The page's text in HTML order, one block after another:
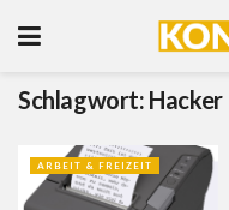
Schlagwort: Hacker
ARBEIT & FREIZEIT